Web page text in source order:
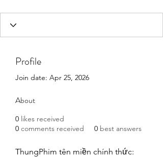
Profile
Join date: Apr 25, 2026
About
0 likes received
0 comments received 0 best answers
ThungPhim tên miền chính thức: